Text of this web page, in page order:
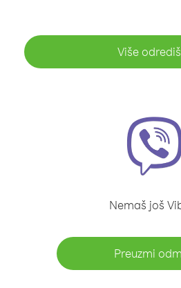
Više
Nemaš još
Preuzmi